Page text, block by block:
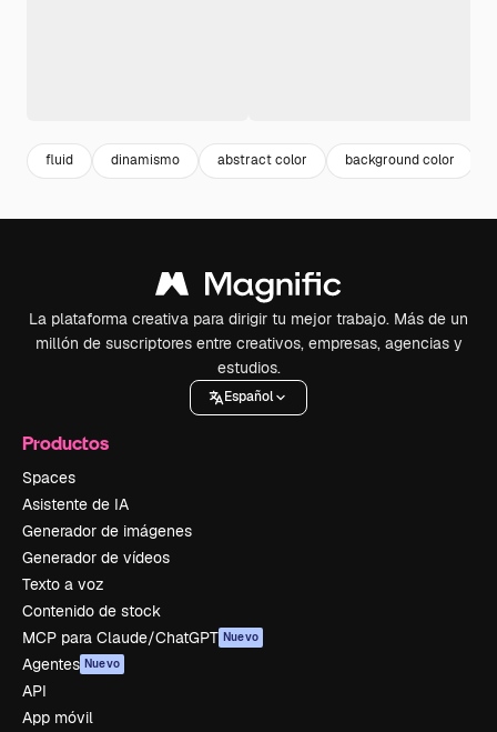
fluid dinamismo abstract color background color
La plataforma creativa para dirigir tu mejor trabajo. Más de un
millón de suscriptores entre creativos, empresas, agencias y
estudios.
Español
Productos
Spaces
Asistente de IA
Generador de imágenes
Generador de vídeos
Texto a voz
Contenido de stock
MCP para Claude/ChatGPT Nuevo
Agentes Nuevo
API
App móvil